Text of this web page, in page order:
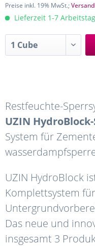
Preise inkl. 19% MwSt.;
Lieferzeit 1-7
Restfeuchte-
UZIN
System für
UZIN HydroBlock
Komplettsystem
Das neue und
insgesamt 3